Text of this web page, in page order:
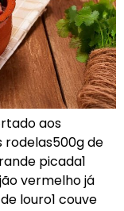
aos
rodelas500g de
picada1
vermelho já
louro1 couve